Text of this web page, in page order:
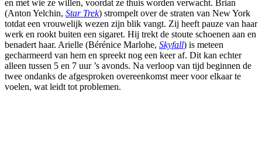
en met wie ze willen, voordat ze thuis worden verwacht. Brian
(Anton Yelchin, Star Trek) strompelt over de straten van New York
totdat een vrouwelijk wezen zijn blik vangt. Zij heeft pauze van haar
werk en rookt buiten een sigaret. Hij trekt de stoute schoenen aan en
benadert haar. Arielle (Bérénice Marlohe, Skyfall) is meteen
gecharmeerd van hem en spreekt nog een keer af. Dit kan echter
alleen tussen 5 en 7 uur ’s avonds. Na verloop van tijd beginnen de
twee ondanks de afgesproken overeenkomst meer voor elkaar te
voelen, wat leidt tot problemen.